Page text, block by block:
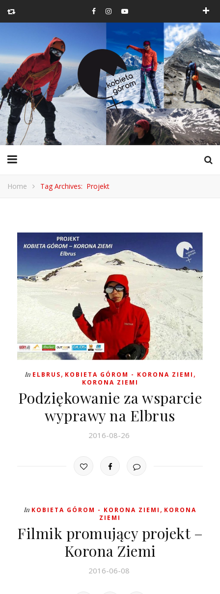
Home Tag Archives: Projekt
In ELBRUS, KOBIETA GÓROM - KORONA ZIEMI ,
KORONA ZIEMI
Podziękowanie za wsparcie
wyprawy na Elbrus
2016-08-26
In KOBIETA GÓROM - KORONA ZIEMI , KORONA
ZIEMI
Filmik promujący projekt –
Korona Ziemi
2016-06-08